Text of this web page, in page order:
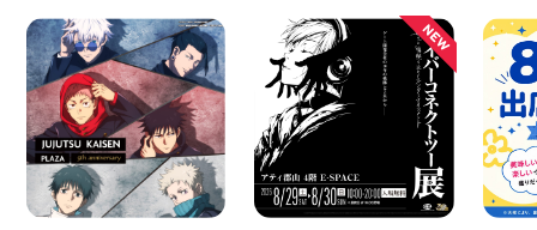
ます️ スポーツナビゲー
ター一同当お待ちしてお
ります✧⁠◝⁠(⁠⁰⁠▿⁠⁰⁠)⁠◜⁠✧ #ゼビ
オ #アティ郡山
ジュ 気になる方はDMま
たは店頭でお気軽にお問
い合わせください 写真
を横にスワイプして、完
成までの様子も見てね #
ピアネージュ #ミシン教
室 #ソーイング教室 #ミ
シン初心者 #ハンドメイ
ド 手作り 洋裁 ソーイン
グ 郡山市 郡山 福島県
手作りのある暮らし
NEW